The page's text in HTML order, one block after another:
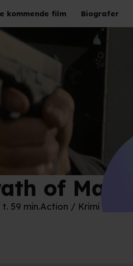
kommende film Biografer
of Man
t. 59 min.Action / Krimi / Thriller